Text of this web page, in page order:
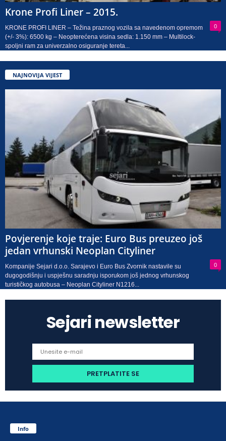
Krone Profi Liner – 2015.
0
KRONE PROFI LINER – Težina praznog vozila sa navedenom opremom
(+/- 3%): 6500 kg – Neopterećena visina sedla: 1.150 mm – Multilock-
spoljni ram za univerzalno osiguranje tereta...
NAJNOVIJA VIJEST
Povjerenje koje traje: Euro Bus preuzeo još
jedan vrhunski Neoplan Cityliner
0
Kompanije Sejari d.o.o. Sarajevo i Euro Bus Zvornik nastavile su
dugogodišnju i uspješnu saradnju isporukom još jednog vrhunskog
turističkog autobusa – Neoplan Cityliner N1216...
Sejari newsletter
Info